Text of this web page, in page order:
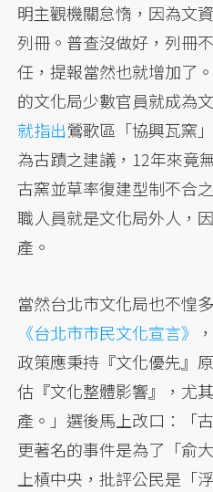
明主觀機關怠惰，因為文
列冊。普查沒做好，列冊
任，提報當然也就增加了
的文化局少數官員就成為
就指出鶯歌區「協興瓦窯
為古蹟之建議，12年來竟
古窯並草率復建型制不合
職人員就是文化局外人，
產。
當然台北市文化局也不惶
《台北市市民文化宣言》
政策應秉持『文化優先』
估『文化整體影響』，尤
產。」選後馬上改口：「
更著名的事件是為了「俞
上槓中央，批評公民是「